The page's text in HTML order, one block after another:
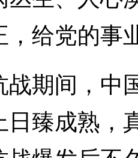
，给党的事
间，中
日臻成熟，